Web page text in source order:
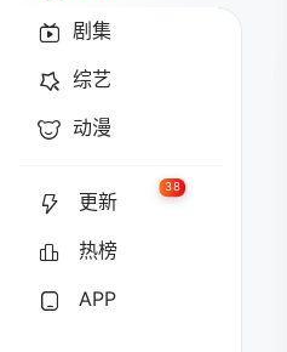
剧集
综艺
动漫
更新
38
热榜
APP